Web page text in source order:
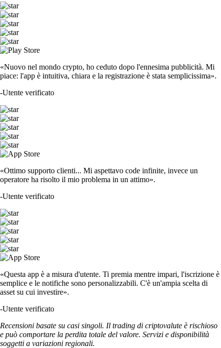
«Nuovo nel mondo crypto, ho ceduto dopo l'ennesima pubblicità. Mi
piace: l'app è intuitiva, chiara e la registrazione è stata semplicissima».
-Utente verificato
«Ottimo supporto clienti... Mi aspettavo code infinite, invece un
operatore ha risolto il mio problema in un attimo».
-Utente verificato
«Questa app è a misura d'utente. Ti premia mentre impari, l'iscrizione è
semplice e le notifiche sono personalizzabili. C'è un'ampia scelta di
asset su cui investire».
-Utente verificato
Recensioni basate su casi singoli. Il trading di criptovalute è rischioso
e può comportare la perdita totale del valore. Servizi e disponibilità
soggetti a variazioni regionali.